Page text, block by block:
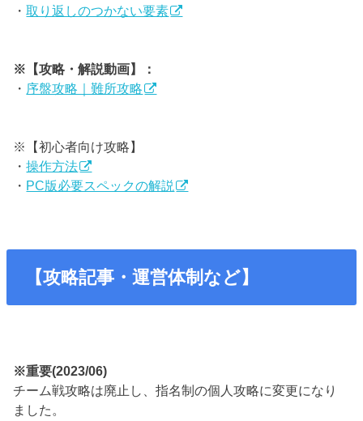
・取り返しのつかない要素
※【攻略・解説動画】：
・ 序盤攻略｜難所攻略
※【初心者向け攻略】
・操作方法
・ PC版必要スペックの解説
【攻略記事・運営体制など】
※重要(2023/06)
チーム戦攻略は廃止し、指名制の個人攻略に変更になり
ました。